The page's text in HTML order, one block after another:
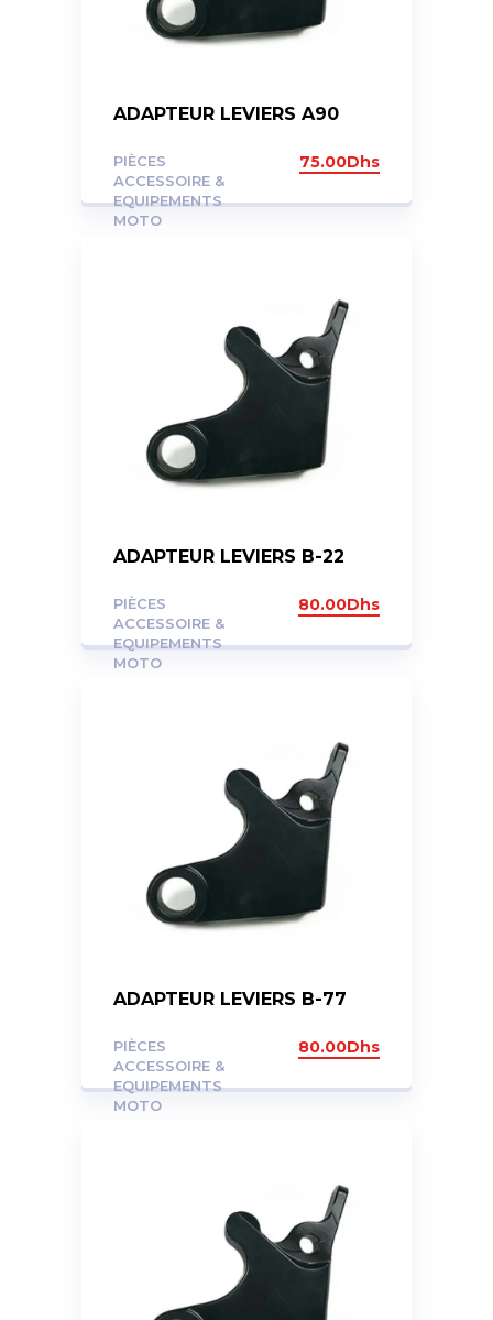
ADAPTEUR LEVIERS A90
PIÈCES
ACCESSOIRE &
EQUIPEMENTS
MOTO
75.00Dhs
ADAPTEUR LEVIERS B-22
PIÈCES
ACCESSOIRE &
EQUIPEMENTS
MOTO
80.00Dhs
ADAPTEUR LEVIERS B-77
PIÈCES
ACCESSOIRE &
EQUIPEMENTS
MOTO
80.00Dhs